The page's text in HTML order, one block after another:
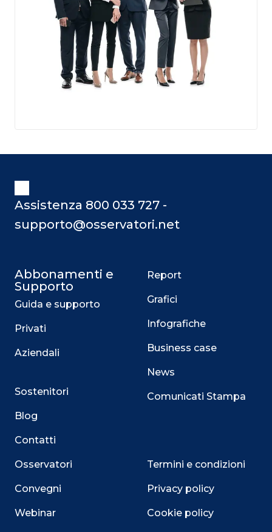
Assistenza 800 033 727 -
supporto@osservatori.net
Abbonamenti e
Supporto
Guida e supporto
Privati
Aziendali
Sostenitori
Blog
Contatti
Osservatori
Convegni
Webinar
Report
Grafici
Infografiche
Business case
News
Comunicati Stampa
Termini e condizioni
Privacy policy
Cookie policy